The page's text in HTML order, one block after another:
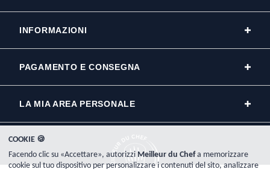
INFORMAZIONI
PAGAMENTO E CONSEGNA
LA MIA AREA PERSONALE
COOKIE 🍪
Facendo clic su «Accettare», autorizzi Meilleur du Chefa memorizzare
cookie sul tuo dispositivo per personalizzare i contenuti del sito, analizzare